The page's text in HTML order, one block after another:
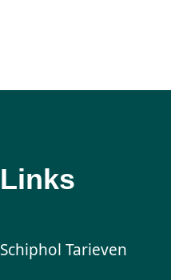
Links
Schiphol Tarieven